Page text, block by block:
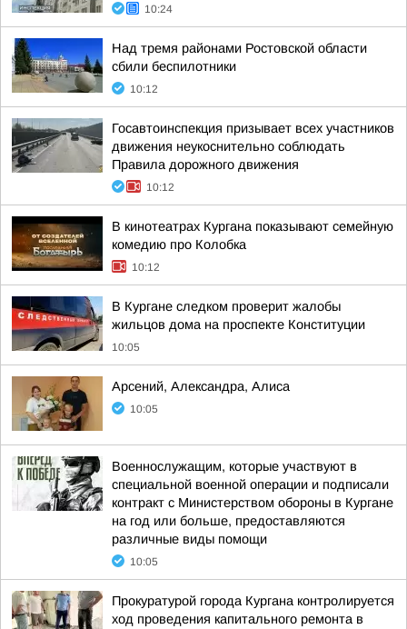
10:24
Над тремя районами Ростовской области
сбили беспилотники
10:12
Госавтоинспекция призывает всех участников
движения неукоснительно соблюдать
Правила дорожного движения
10:12
В кинотеатрах Кургана показывают семейную
комедию про Колобка
10:12
В Кургане следком проверит жалобы
жильцов дома на проспекте Конституции
10:05
Арсений, Александра, Алиса
10:05
Военнослужащим, которые участвуют в
специальной военной операции и подписали
контракт с Министерством обороны в Кургане
на год или больше, предоставляются
различные виды помощи
10:05
Прокуратурой города Кургана контролируется
ход проведения капитального ремонта в